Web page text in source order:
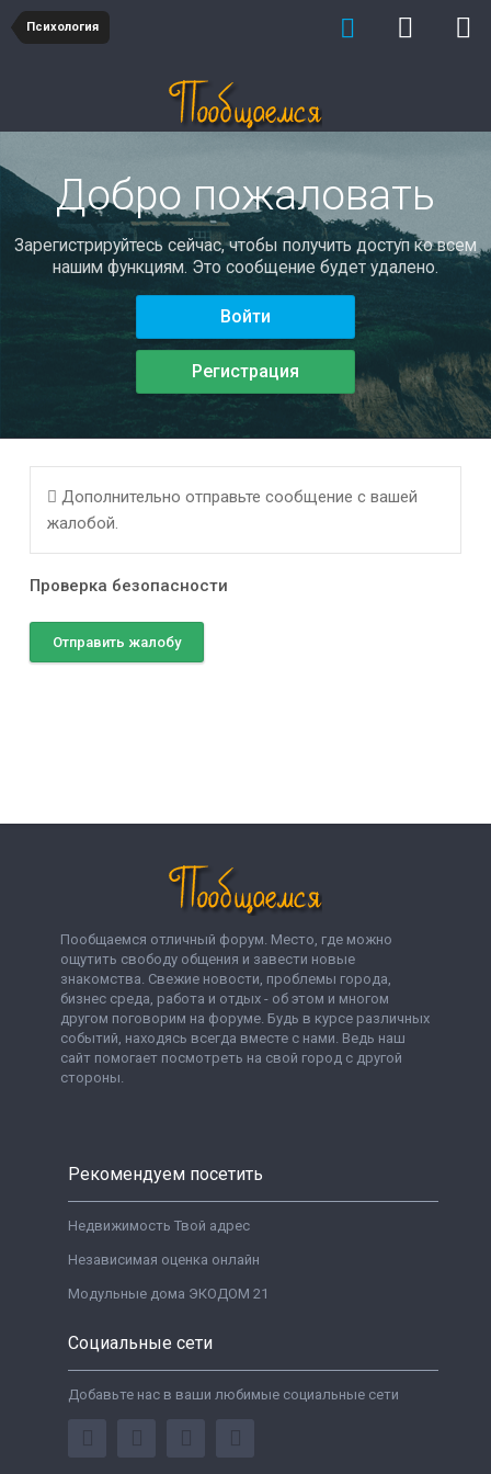
Психология
Добро пожаловать
Зарегистрируйтесь сейчас, чтобы получить доступ ко всем
нашим функциям. Это сообщение будет удалено.
Войти
Регистрация
Дополнительно отправьте сообщение с вашей
жалобой.
Проверка безопасности
Отправить жалобу
Пообщаемся отличный форум. Место, где можно
ощутить свободу общения и завести новые
знакомства. Свежие новости, проблемы города,
бизнес среда, работа и отдых - об этом и многом
другом поговорим на форуме. Будь в курсе различных
событий, находясь всегда вместе с нами. Ведь наш
сайт помогает посмотреть на свой город с другой
стороны.
Рекомендуем посетить
Недвижимость Твой адрес
Независимая оценка онлайн
Модульные дома ЭКОДОМ 21
Социальные сети
Добавьте нас в ваши любимые социальные сети